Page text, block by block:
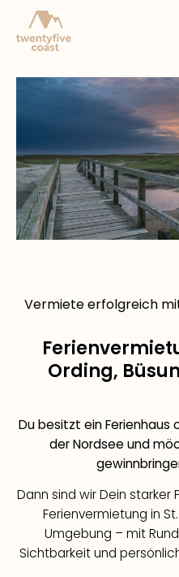
Vermiete erfolgreich
Ording,
Du besitzt ein Ferienhaus
der Nordsee und
Dann sind wir Dein starker
Ferienvermietung in
Umgebung – mit
Sichtbarkeit und